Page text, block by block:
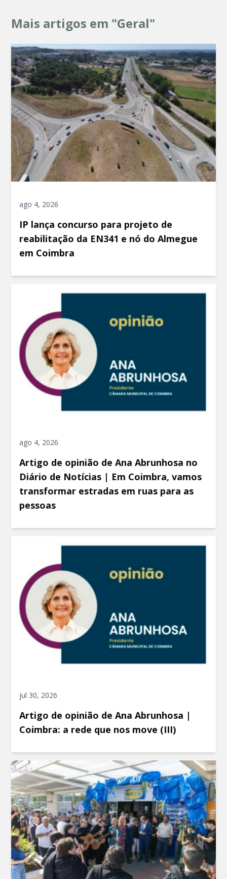
Mais artigos em "Geral"
ago 4, 2026
IP lança concurso para projeto de
reabilitação da EN341 e nó do Almegue
em Coimbra
ago 4, 2026
Artigo de opinião de Ana Abrunhosa no
Diário de Notícias | Em Coimbra, vamos
transformar estradas em ruas para as
pessoas
jul 30, 2026
Artigo de opinião de Ana Abrunhosa |
Coimbra: a rede que nos move (III)